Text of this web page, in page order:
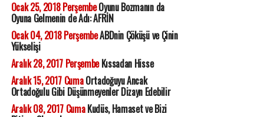
Ocak 25, 2018 PerşembeOyunu Bozmanın da
Oyuna Gelmenin de Adı: AFRİN
Ocak 04, 2018 PerşembeABDnin Çöküşü ve Çinin
Yükselişi
Aralık 28, 2017 PerşembeKıssadan Hisse
Aralık 15, 2017 CumaOrtadoğuyu Ancak
Ortadoğulu Gibi Düşünmeyenler Dizayn Edebilir
Aralık 08, 2017 CumaKudüs, Hamaset ve Bizi